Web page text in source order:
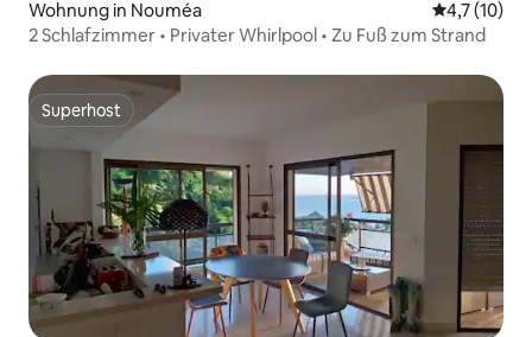
Wohnung in Nouméa
4,7 (10)
2 Schlafzimmer • Privater Whirlpool • Zu Fuß zum Strand
Superhost
Superhost